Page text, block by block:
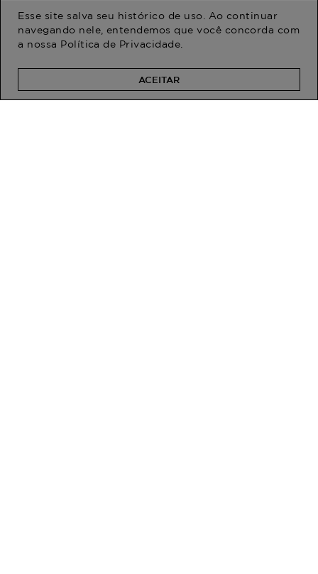
Esse site salva seu histórico de uso. Ao continuar
navegando nele, entendemos que você concorda com
a nossa Política de Privacidade
ACEITAR